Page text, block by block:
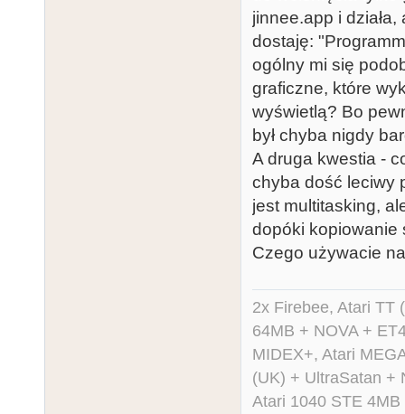
jinnee.app i
dostaję:
ogólny mi się
graficzne, które
wyświetlą? Bo
był chyba nigdy
A druga kwestia -
chyba dość leciwy
jest multitasking,
dopóki kopiowanie
Czego używacie
2x Firebee, Atari TT
64MB + NOVA +
MIDEX+, Atari
(UK) + UltraSatan +
Atari 1040 STE